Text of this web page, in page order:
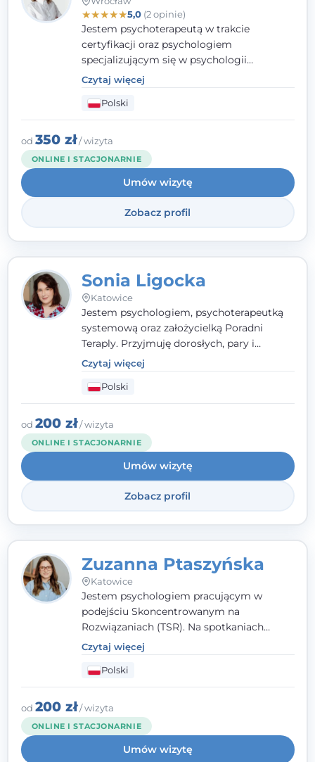
★★★★★5,0(2 opinie)
Jestem psychoterapeutą w trakcie
certyfikacji oraz psychologiem
specjalizującym się w psychologii
klinicznej. Ukończyłam również studia
podyplomowe z Praktycznej Diagnozy
Psychologicznej. Aktywnie uczestniczę w
działalności Polskiego Towarzystwa
Psychiatrycznego oraz Polskiego
Towarzystwa Psychologicznego, a także
jestem członkiem nadzwyczajnym
Wielkopolskiego Towarzystwa Terapii
Systemowej.
Czytaj więcej
Polski
od 350 zł/ wizyta
ONLINE I STACJONARNIE
Umów wizytę
Zobacz profil
Sonia Ligocka
Katowice
Jestem psychologiem, psychoterapeutką
systemową oraz założycielką Poradni
Teraply. Przyjmuję dorosłych, pary i
rodziny, dobierając metody do
indywidualnych zasobów pacjenta. Wierzę
w drzemiące w Tobie zasoby, które
pozwolą Ci wyjść z kryzysu - a jeśli jeszcze
ich nie widzisz, pomogę Ci je odsłonić.
Czytaj więcej
Polski
od 200 zł/ wizyta
ONLINE I STACJONARNIE
Umów wizytę
Zobacz profil
Zuzanna Ptaszyńska
Katowice
Jestem psychologiem pracującym w
podejściu Skoncentrowanym na
Rozwiązaniach (TSR). Na spotkaniach
pracuję w sposób dopasowany do Ciebie -
nawet jeśli na starcie nie wiesz dokładnie,
czego potrzebujesz, odkrywamy to razem,
krok po kroku. Towarzyszę dorosłym oraz
młodzieży od 13. roku życia.
Czytaj więcej
Polski
od 200 zł/ wizyta
ONLINE I STACJONARNIE
Umów wizytę